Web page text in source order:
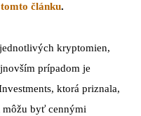
tomto článku.
kryptomien,
prípadom je
ktorá priznala,
môžu byť cennými